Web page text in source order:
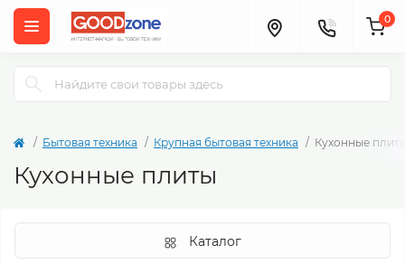
0
Бытовая техника Крупная бытовая техника Кухонные
Кухонные плиты
Каталог